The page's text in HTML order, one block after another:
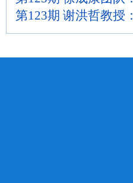
第123期 谢洪哲教授